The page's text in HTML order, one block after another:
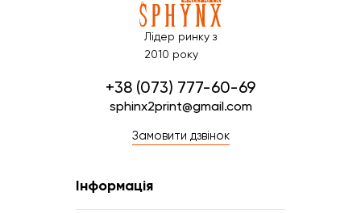
Лідер ринку з
2010 року
+38 (073) 777-60-69
sphinx2print@gmail.com
Замовити дзвінок
Інформація